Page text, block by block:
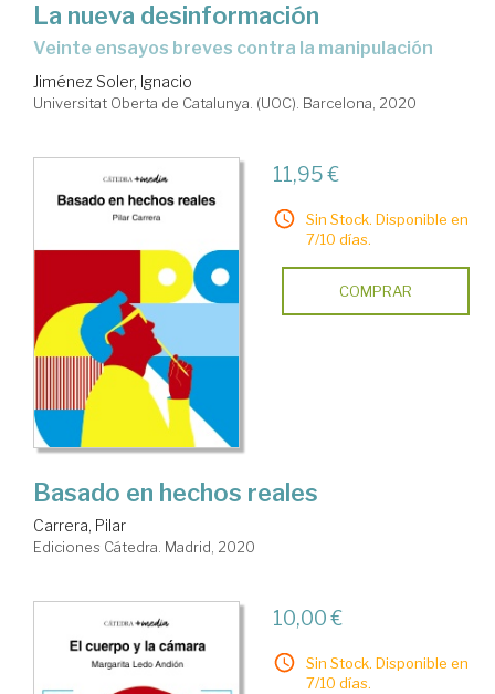
La nueva desinformación
Veinte ensayos breves contra la manipulación
Jiménez Soler, Ignacio
Universitat Oberta de Catalunya. (UOC). Barcelona, 2020
11,95 €
Sin Stock. Disponible en
7/10 días.
COMPRAR
Basado en hechos reales
Carrera, Pilar
Ediciones Cátedra. Madrid, 2020
10,00 €
Sin Stock. Disponible en
7/10 días.